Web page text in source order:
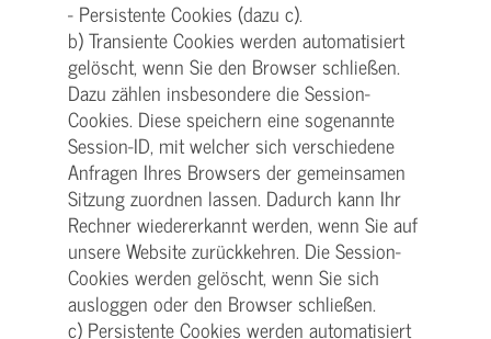
- Persistente Cookies (dazu c).
b) Transiente Cookies werden automatisiert
gelöscht, wenn Sie den Browser schließen.
Dazu zählen insbesondere die Session-
Cookies. Diese speichern eine sogenannte
Session-ID, mit welcher sich verschiedene
Anfragen Ihres Browsers der gemeinsamen
Sitzung zuordnen lassen. Dadurch kann Ihr
Rechner wiedererkannt werden, wenn Sie auf
unsere Website zurückkehren. Die Session-
Cookies werden gelöscht, wenn Sie sich
ausloggen oder den Browser schließen.
c) Persistente Cookies werden automatisiert